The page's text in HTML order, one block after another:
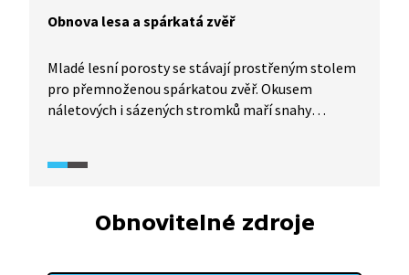
Obnova lesa a spárkatá zvěř
Mladé lesní porosty se stávají prostřeným stolem
pro přemnoženou spárkatou zvěř. Okusem
náletových i sázených stromků maří snahy
oplocenky. Ne všechny lokality je ale možné
Obnovitelné zdroje